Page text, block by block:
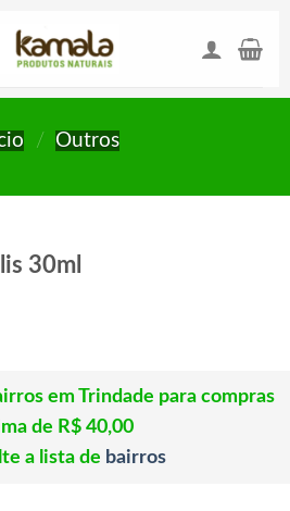
/ Outros
30ml
em Trindade para compras
de R$ 40,00
a lista de bairros